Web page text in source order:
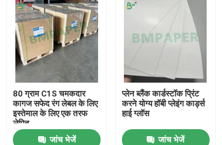
80 ग्राम C1S चमकदार
कागज सफेद रंग लेबल के लिए
इस्तेमाल के लिए एक तरफ
लेपित
जांच भेजें
प्लेन ब्लैंक कार्डस्टॉक प्रिंट
करने योग्य हॉबी प्लेइंग कार्ड्स
हाई ग्लॉस
जांच भेजें